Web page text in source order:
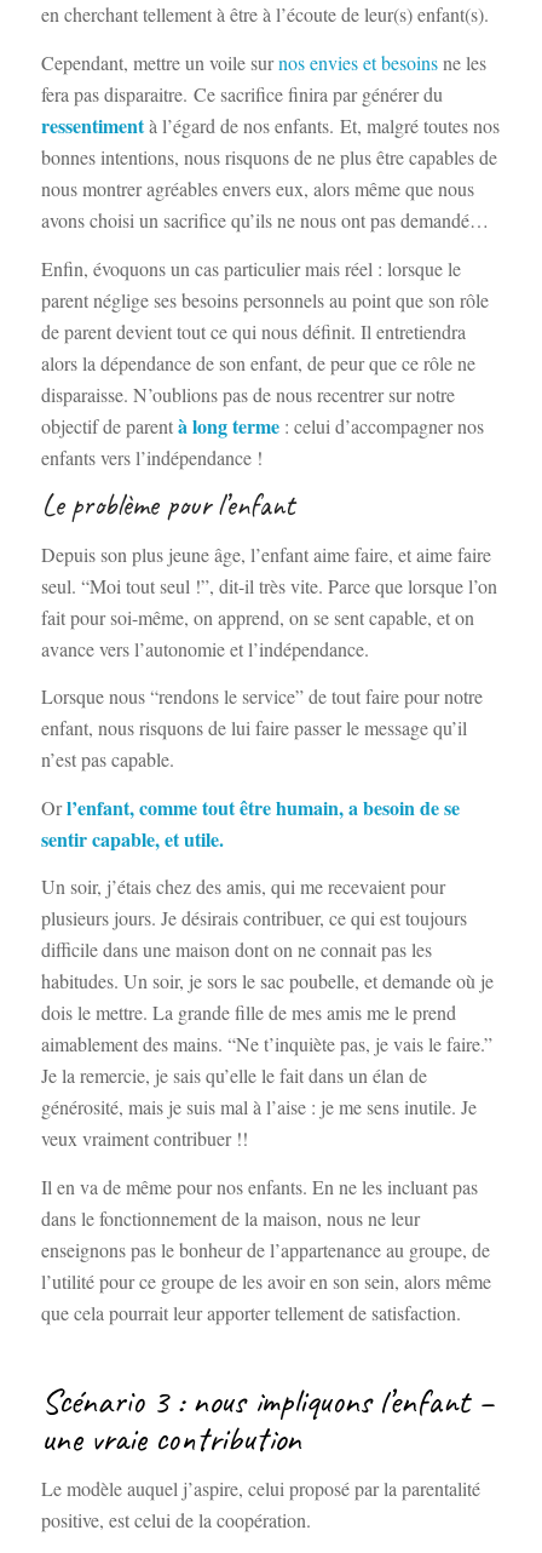
en cherchant tellement à être à l’écoute de leur(s) enfant(s).
Cependant, mettre un voile surnos envies et besoinsne les
fera pas disparaitre. Ce sacrifice finira par générer du
ressentimentà l’égard de nos enfants. Et, malgré toutes nos
bonnes intentions, nous risquons de ne plus être capables de
nous montrer agréables envers eux, alors même que nous
avons choisi un sacrifice qu’ils ne nous ont pas demandé…
Enfin, évoquons un cas particulier mais réel : lorsque le
parent néglige ses besoins personnels au point que son rôle
de parent devient tout ce qui nous définit. Il entretiendra
alors la dépendance de son enfant, de peur que ce rôle ne
disparaisse. N’oublions pas de nous recentrer sur notre
objectif de parentà long terme: celui d’accompagner nos
enfants vers l’indépendance !
Le problème pour l’enfant
Depuis son plus jeune âge, l’enfant aime faire, et aime faire
seul. “Moi tout seul !”, dit-il très vite. Parce que lorsque l’on
fait pour soi-même, on apprend, on se sent capable, et on
avance vers l’autonomie et l’indépendance.
Lorsque nous “rendons le service” de tout faire pour notre
enfant, nous risquons de lui faire passer le message qu’il
n’est pas capable.
Orl’enfant, comme tout être humain, a besoin de se
sentir capable, et utile.
Un soir, j’étais chez des amis, qui me recevaient pour
plusieurs jours. Je désirais contribuer, ce qui est toujours
difficile dans une maison dont on ne connait pas les
habitudes. Un soir, je sors le sac poubelle, et demande où je
dois le mettre. La grande fille de mes amis me le prend
aimablement des mains. “Ne t’inquiète pas, je vais le faire.”
Je la remercie, je sais qu’elle le fait dans un élan de
générosité, mais je suis mal à l’aise : je me sens inutile. Je
veux vraiment contribuer !!
Il en va de même pour nos enfants. En ne les incluant pas
dans le fonctionnement de la maison, nous ne leur
enseignons pas le bonheur de l’appartenance au groupe, de
l’utilité pour ce groupe de les avoir en son sein, alors même
que cela pourrait leur apporter tellement de satisfaction.
Scénario 3 : nous impliquons l’enfant –
une vraie contribution
Le modèle auquel j’aspire, celui proposé par la parentalité
positive, est celui de la coopération.